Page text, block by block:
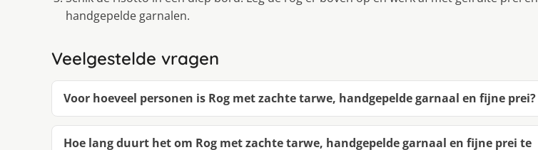
handgepelde garnalen.
Veelgestelde vragen
Voor hoeveel personen is Rog met zachte tarwe, handgepelde garnaal en fijne prei?
Hoe lang duurt het om Rog met zachte tarwe, handgepelde garnaal en fijne prei te